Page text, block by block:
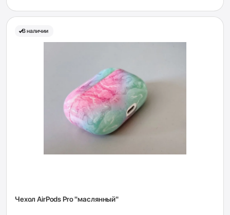
В наличии
Чехол AirPods Pro "маслянный"